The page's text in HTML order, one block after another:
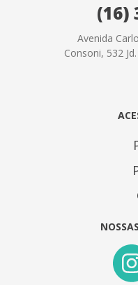
(16)
Avenida
Consoni, 532